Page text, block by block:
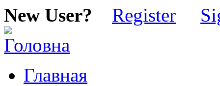
New User? Register
Главная